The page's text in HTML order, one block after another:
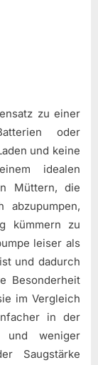
zu einer
oder
und keine
idealen
Müttern, die
kümmern zu
leiser als
und dadurch
Besonderheit
im Vergleich
in der
und weniger
Saugstärke